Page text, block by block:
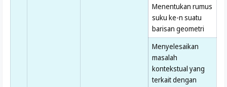
Menentukan rumus
suku ke-n suatu
barisan geometri
Menyelesaikan
masalah
kontekstual yang
terkait dengan